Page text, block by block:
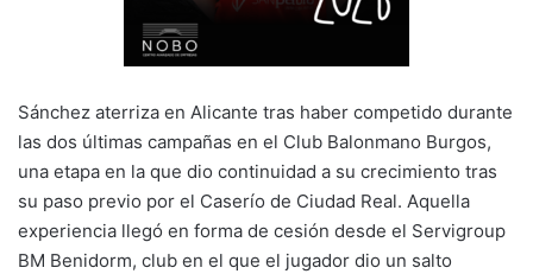
Sánchez aterriza en Alicante tras haber competido durante
las dos últimas campañas en el Club Balonmano Burgos,
una etapa en la que dio continuidad a su crecimiento tras
su paso previo por el Caserío de Ciudad Real. Aquella
experiencia llegó en forma de cesión desde el Servigroup
BM Benidorm, club en el que el jugador dio un salto